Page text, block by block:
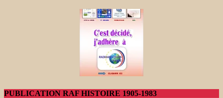
PUBLICATION RAF HISTOIRE 1905-1983